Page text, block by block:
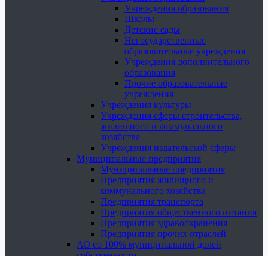
Учреждения образования
Школы
Детские сады
Негосударственные
образовательные учреждения
Учреждения дополнительного
образования
Прочие образовательные
учреждения
Учреждения культуры
Учреждения сферы строительства,
жилищного и коммунального
хозяйства
Учреждения издательской сферы
Муниципальные предприятия
Муниципальные предприятия
Предприятия жилищного и
коммунального хозяйства
Предприятия транспорта
Предприятия общественного питания
Предприятия здравоохранения
Предприятия прочих отраслей
АО со 100% муниципальной долей